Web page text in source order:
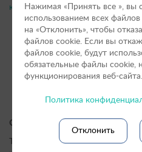
консультации с ветеринаром.
стерилизация
кастрация;
косметические
ушей, устранение
оперирование суставов;
Срочная операция.
Требует быстрой подготовки
Нажимая «Принять вce », вы
использованием всех
на «Отклонить», чтобы
файлов сookie. Если вы
файлов cookie, будут
обязательные файлы cookie,
функционирования веб-сайта.
Политика
Отклонить